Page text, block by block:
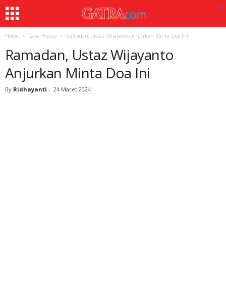
Home Gaya Hidup Ramadan, Ustaz Wijayanto Anjurkan Minta Doa Ini
Ramadan, Ustaz Wijayanto
Anjurkan Minta Doa Ini
By Ridhayanti - 24 Maret 2024